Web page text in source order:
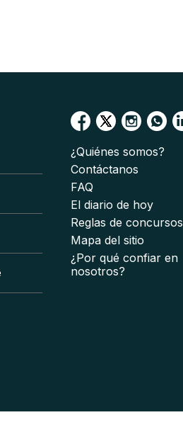
¿Quiénes somos?
Contáctanos
FAQ
El diario de hoy
Reglas de concursos
Mapa del sitio
¿Por qué confiar en
nosotros?